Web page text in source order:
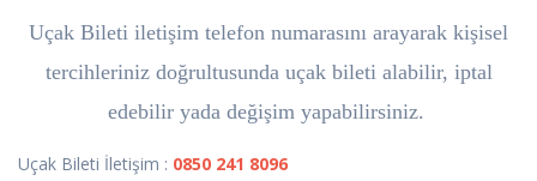
Uçak Bileti iletişim telefon numarasını arayarak kişisel
tercihleriniz doğrultusunda uçak bileti alabilir, iptal
edebilir yada değişim yapabilirsiniz.
Uçak Bileti İletişim : 0850 241 8096